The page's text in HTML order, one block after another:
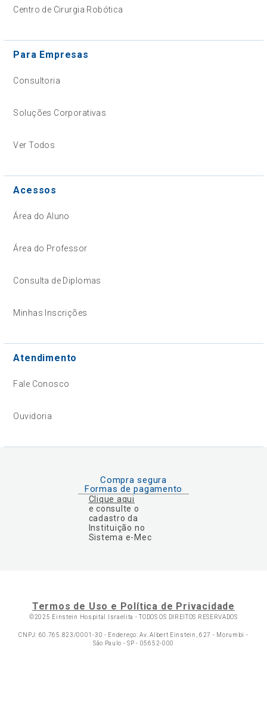
Centro de Cirurgia Robótica
Para Empresas
Consultoria
Soluções Corporativas
Ver Todos
Acessos
Área do Aluno
Área do Professor
Consulta de Diplomas
Minhas Inscrições
Atendimento
Fale Conosco
Ouvidoria
Compra segura
Formas de pagamento
Clique aqui
e consulte o
cadastro da
Instituição no
Sistema e-Mec
Termos de Uso e Política de Privacidade
©2025 Einstein Hospital Israelita -TODOS OS DIREITOS RESERVADOS
CNPJ: 60.765.823/0001-30 - Endereço: Av. Albert Einstein, 627 - Morumbi -
São Paulo - SP - 05652-000